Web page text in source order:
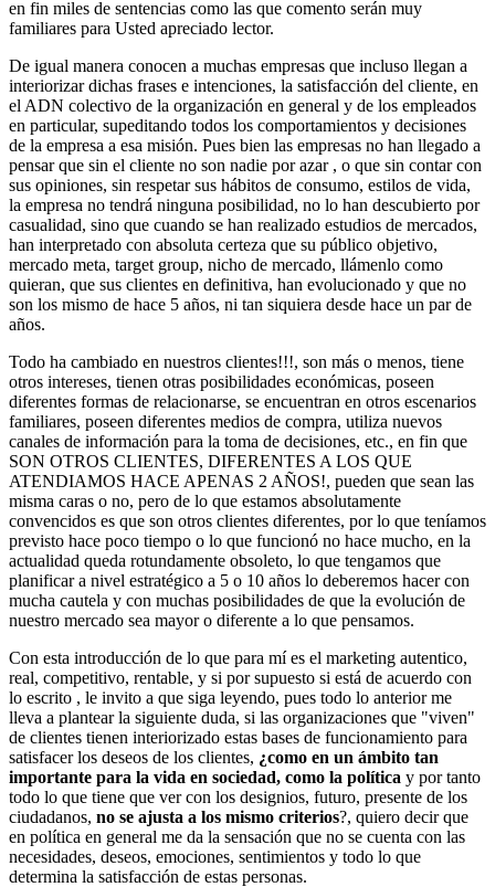
en fin miles de sentencias como las que comento serán muy
familiares para Usted apreciado lector.
De igual manera conocen a muchas empresas que incluso llegan a
interiorizar dichas frases e intenciones, la satisfacción del cliente, en
el ADN colectivo de la organización en general y de los empleados
en particular, supeditando todos los comportamientos y decisiones
de la empresa a esa misión. Pues bien las empresas no han llegado a
pensar que sin el cliente no son nadie por azar , o que sin contar con
sus opiniones, sin respetar sus hábitos de consumo, estilos de vida,
la empresa no tendrá ninguna posibilidad, no lo han descubierto por
casualidad, sino que cuando se han realizado estudios de mercados,
han interpretado con absoluta certeza que su público objetivo,
mercado meta, target group, nicho de mercado, llámenlo como
quieran, que sus clientes en definitiva, han evolucionado y que no
son los mismo de hace 5 años, ni tan siquiera desde hace un par de
años.
Todo ha cambiado en nuestros clientes!!!, son más o menos, tiene
otros intereses, tienen otras posibilidades económicas, poseen
diferentes formas de relacionarse, se encuentran en otros escenarios
familiares, poseen diferentes medios de compra, utiliza nuevos
canales de información para la toma de decisiones, etc., en fin que
SON OTROS CLIENTES, DIFERENTES A LOS QUE
ATENDIAMOS HACE APENAS 2 AÑOS!, pueden que sean las
misma caras o no, pero de lo que estamos absolutamente
convencidos es que son otros clientes diferentes, por lo que teníamos
previsto hace poco tiempo o lo que funcionó no hace mucho, en la
actualidad queda rotundamente obsoleto, lo que tengamos que
planificar a nivel estratégico a 5 o 10 años lo deberemos hacer con
mucha cautela y con muchas posibilidades de que la evolución de
nuestro mercado sea mayor o diferente a lo que pensamos.
Con esta introducción de lo que para mí es el marketing autentico,
real, competitivo, rentable, y si por supuesto si está de acuerdo con
lo escrito , le invito a que siga leyendo, pues todo lo anterior me
lleva a plantear la siguiente duda, si las organizaciones que "viven"
de clientes tienen interiorizado estas bases de funcionamiento para
satisfacer los deseos de los clientes, ¿como en un ámbito tan
importante para la vida en sociedad, como la política y por tanto
todo lo que tiene que ver con los designios, futuro, presente de los
ciudadanos, no se ajusta a los mismo criterios?, quiero decir que
en política en general me da la sensación que no se cuenta con las
necesidades, deseos, emociones, sentimientos y todo lo que
determina la satisfacción de estas personas.